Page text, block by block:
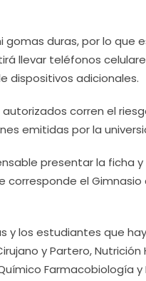
duras, por lo que
llevar teléfonos
dispositivos adicionales.
corren el
emitidas por la
presentar la ficha
el Gimnasio
y los estudiantes que
y Partero, Nutrición
Farmacobiología y